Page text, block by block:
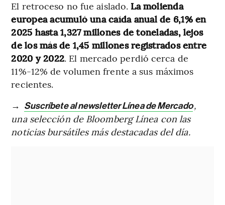
El retroceso no fue aislado. La molienda
europea acumuló una caída anual de 6,1% en
2025 hasta 1,327 millones de toneladas, lejos
de los más de 1,45 millones registrados entre
2020 y 2022. El mercado perdió cerca de
11%-12% de volumen frente a sus máximos
recientes.
→ Suscríbete al newsletter Línea de Mercado,
una selección de Bloomberg Línea con las
noticias bursátiles más destacadas del día.